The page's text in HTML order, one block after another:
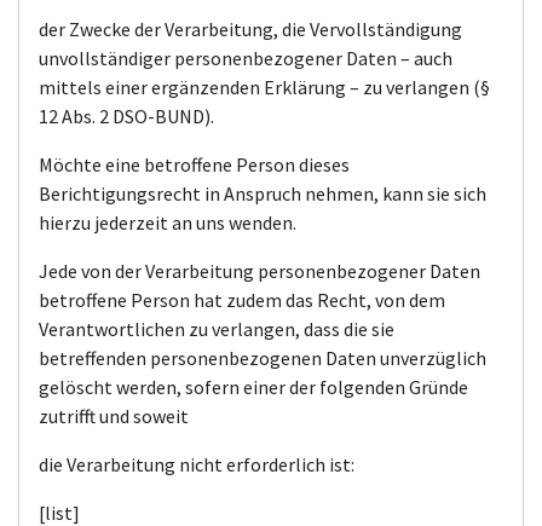
der Zwecke der Verarbeitung, die Vervollständigung
unvollständiger personenbezogener Daten – auch
mittels einer ergänzenden Erklärung – zu verlangen (§
12 Abs. 2 DSO-BUND).
Möchte eine betroffene Person dieses
Berichtigungsrecht in Anspruch nehmen, kann sie sich
hierzu jederzeit an uns wenden.
Jede von der Verarbeitung personenbezogener Daten
betroffene Person hat zudem das Recht, von dem
Verantwortlichen zu verlangen, dass die sie
betreffenden personenbezogenen Daten unverzüglich
gelöscht werden, sofern einer der folgenden Gründe
zutrifft und soweit
die Verarbeitung nicht erforderlich ist:
[list]